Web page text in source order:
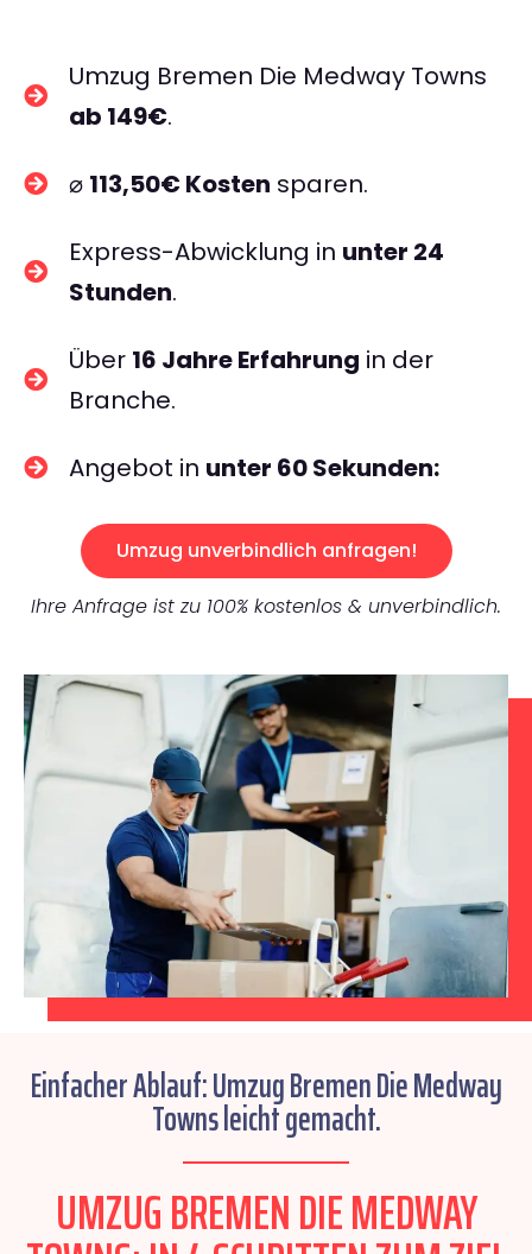
Umzug Bremen Die Medway Towns
ab 149€.
⌀ 113,50€ Kosten sparen.
Express-Abwicklung in unter 24
Stunden.
Über 16 Jahre Erfahrung in der
Branche.
Angebot in unter 60 Sekunden:
Umzug unverbindlich anfragen!
Ihre Anfrage ist zu 100% kostenlos & unverbindlich.
Einfacher Ablauf: Umzug Bremen Die Medway
Towns leicht gemacht.
UMZUG BREMEN DIE MEDWAY